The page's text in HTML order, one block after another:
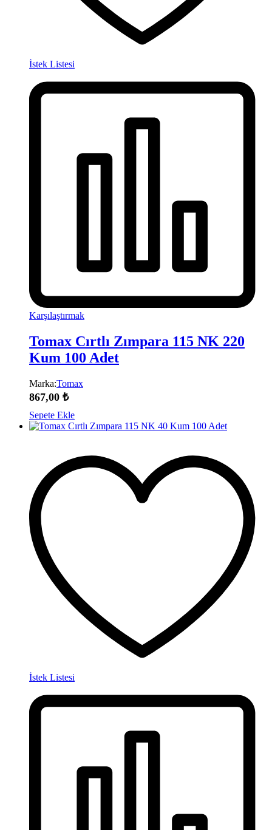
İstek Listesi
Karşılaştırmak
Tomax Cırtlı Zımpara 115 NK 220
Kum 100 Adet
Marka:Tomax
867,00 ₺
Sepete Ekle
İstek Listesi